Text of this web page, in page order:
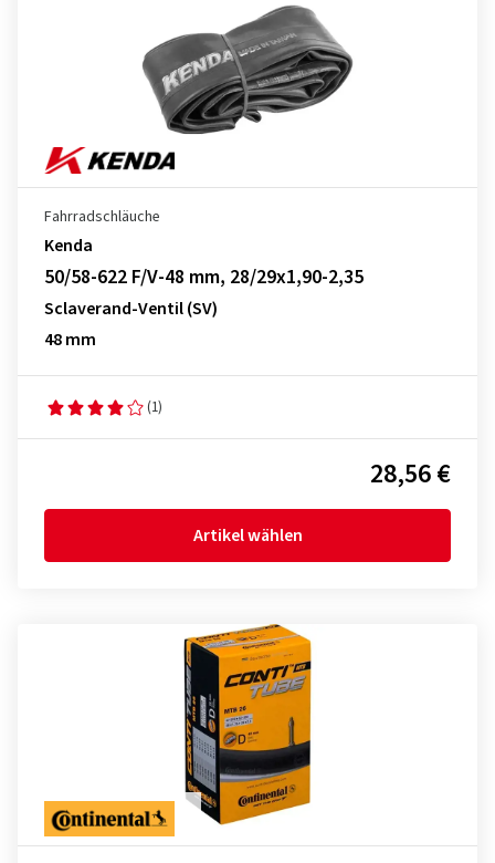
Fahrradschläuche
Kenda
50/58-622 F/V-48 mm, 28/29x1,90-2,35
Sclaverand-Ventil (SV)
48 mm
(1)
28,56 €
Artikel wählen